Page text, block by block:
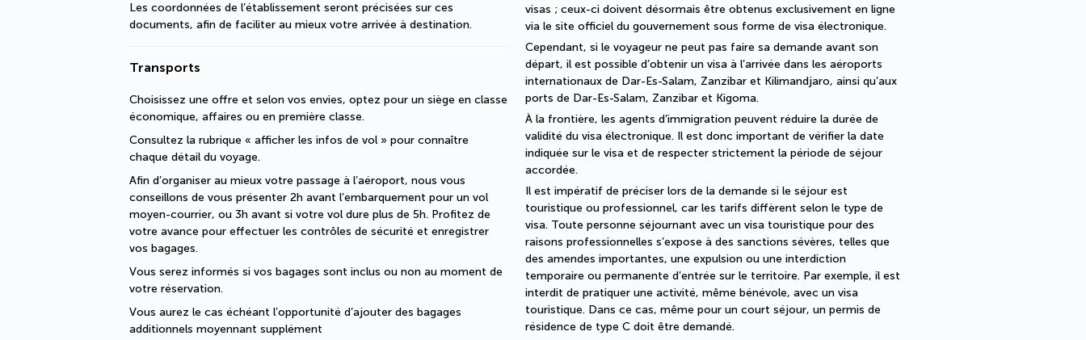
Les coordonnées de l’établissement seront précisées sur ces
documents, afin de faciliter au mieux votre arrivée à destination.
Transports
Choisissez une offre et selon vos envies, optez pour un siège en classe
économique, affaires ou en première classe.
Consultez la rubrique « afficher les infos de vol » pour connaître
chaque détail du voyage.
Afin d’organiser au mieux votre passage à l’aéroport, nous vous
conseillons de vous présenter 2h avant l’embarquement pour un vol
moyen-courrier, ou 3h avant si votre vol dure plus de 5h. Profitez de
votre avance pour effectuer les contrôles de sécurité et enregistrer
vos bagages.
Vous serez informés si vos bagages sont inclus ou non au moment de
votre réservation.
Vous aurez le cas échéant l’opportunité d’ajouter des bagages
additionnels moyennant supplément
visas ; ceux-ci doivent désormais être obtenus exclusivement en ligne
via le site officiel du gouvernement sous forme de visa électronique.
Cependant, si le voyageur ne peut pas faire sa demande avant son
départ, il est possible d’obtenir un visa à l’arrivée dans les aéroports
internationaux de Dar-Es-Salam, Zanzibar et Kilimandjaro, ainsi qu’aux
ports de Dar-Es-Salam, Zanzibar et Kigoma.
À la frontière, les agents d’immigration peuvent réduire la durée de
validité du visa électronique. Il est donc important de vérifier la date
indiquée sur le visa et de respecter strictement la période de séjour
accordée.
Il est impératif de préciser lors de la demande si le séjour est
touristique ou professionnel, car les tarifs diffèrent selon le type de
visa. Toute personne séjournant avec un visa touristique pour des
raisons professionnelles s’expose à des sanctions sévères, telles que
des amendes importantes, une expulsion ou une interdiction
temporaire ou permanente d’entrée sur le territoire. Par exemple, il est
interdit de pratiquer une activité, même bénévole, avec un visa
touristique. Dans ce cas, même pour un court séjour, un permis de
résidence de type C doit être demandé.